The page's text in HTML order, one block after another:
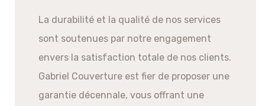
La durabilité et la qualité de nos services
sont soutenues par notre engagement
envers la satisfaction totale de nos clients.
Gabriel Couverture est fier de proposer une
garantie décennale, vous offrant une